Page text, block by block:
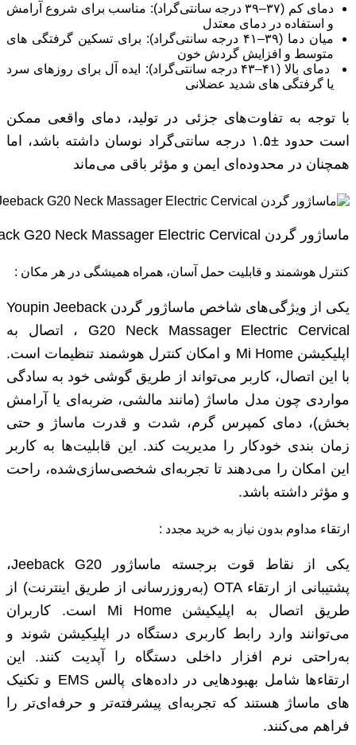
دمای کم (۳۷–۳۹ درجه سانتی‌گراد): مناسب برای شروع آرامش
و استفاده در دمای معتدل
میان‌ دما (۳۹–۴۱ درجه سانتی‌گراد): برای تسکین گرفتگی ‌های
متوسط و افزایش گردش خون
دمای بالا (۴۱–۴۳ درجه سانتی‌گراد): ایده‌ آل برای روزهای سرد
یا گرفتگی‌ های شدید عضلانی
با توجه به تفاوت‌های جزئی در تولید، دمای واقعی ممکن
است حدود ±۱.۵ درجه سانتی‌گراد نوسان داشته باشد، اما
همچنان در محدوده‌ای ایمن و مؤثر باقی می‌ماند
ماساژور گردن Youpin Jeeback G20 Neck Massager Electric Cervical
کنترل هوشمند و قابلیت حمل آسان، همراه همیشگی در هر مکان :
یکی از ویژگی‌های شاخص ماساژور گردن Youpin Jeeback
G20 Neck Massager Electric Cervical ، اتصال به
اپلیکیشن Mi Home و امکان کنترل هوشمند تنظیمات است.
با این اتصال، کاربر می‌تواند از طریق گوشی خود به سادگی
مواردی چون مدل ماساژ (مانند مالشی، ضربه‌ای یا آرامش‌
بخش)، دمای کمپرس گرم، شدت و قدرت ماساژ و حتی
زمان ‌بندی خودکار را مدیریت کند. این قابلیت‌ها به کاربر
این امکان را می‌دهند تا تجربه‌ای شخصی‌سازی‌شده، راحت
و مؤثر داشته باشد.
ارتقاء مداوم بدون نیاز به خرید مجدد :
یکی از نقاط قوت برجسته ماساژور Jeeback G20،
پشتیبانی از ارتقاء OTA (به‌روزرسانی از طریق اینترنت) از
طریق اتصال به اپلیکیشن Mi Home است. کاربران
می‌توانند وارد رابط کاربری دستگاه در اپلیکیشن شوند و
به‌راحتی نرم ‌افزار داخلی دستگاه را آپدیت کنند. این
ارتقاءها شامل بهبودهایی در داده‌های پالس EMS و تکنیک
‌های ماساژ هستند که تجربه‌ای پیشرفته‌تر و حرفه‌ای‌تر را
فراهم می‌کنند.